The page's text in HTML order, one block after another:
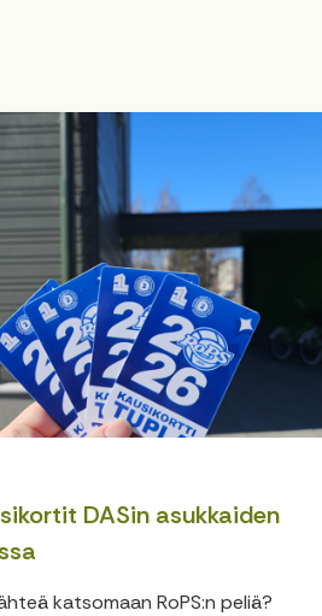
DASin asukkaiden
katsomaan RoPS:n peliä?